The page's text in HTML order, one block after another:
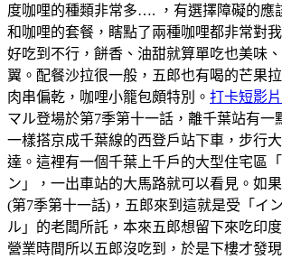
度咖哩的種類非常多…. ，有選擇障礙的應
和咖哩的套餐，瞎點了兩種咖哩都非常對
好吃到不行，餅香、油甜就算單吃也美味
翼。配餐沙拉很一般，五郎也有喝的芒果
肉串偏乾，咖哩小籠包頗特別。 打卡短影片
マル登場於第7季第十一話，離千葉站有一
一樣搭京成千葉線的西登戶站下車，步行
達。這裡有一個千葉上千戶的大型住宅區
ン」，一出車站的大馬路就可以看見。如
(第7季第十一話)，五郎來到這就是受「イ
ル」的老闆所託，本來五郎想留下來吃印
營業時間所以五郎沒吃到，於是下樓才發